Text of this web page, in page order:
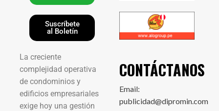
Suscríbete
al Boletín
La creciente
complejidad operativa
de condominios y
edificios empresariales
exige hoy una gestión
CONTÁCTANOS
Email:
publicidad@dipromin.com